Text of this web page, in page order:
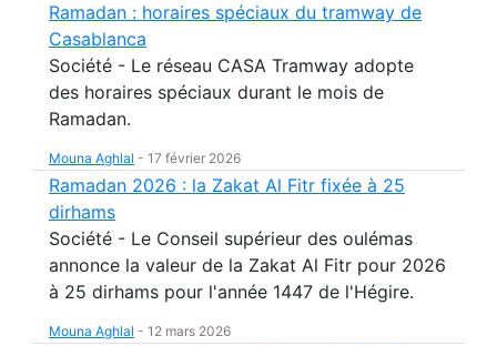
Ramadan : horaires spéciaux du tramway de
Casablanca
Société - Le réseau CASA Tramway adopte
des horaires spéciaux durant le mois de
Ramadan.
Mouna Aghlal - 17 février 2026
Ramadan 2026 : la Zakat Al Fitr fixée à 25
dirhams
Société - Le Conseil supérieur des oulémas
annonce la valeur de la Zakat Al Fitr pour 2026
à 25 dirhams pour l'année 1447 de l'Hégire.
Mouna Aghlal - 12 mars 2026